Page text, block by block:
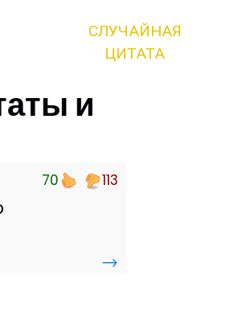
СЛУЧАЙНАЯ
ЦИТАТА
и
70 113
→